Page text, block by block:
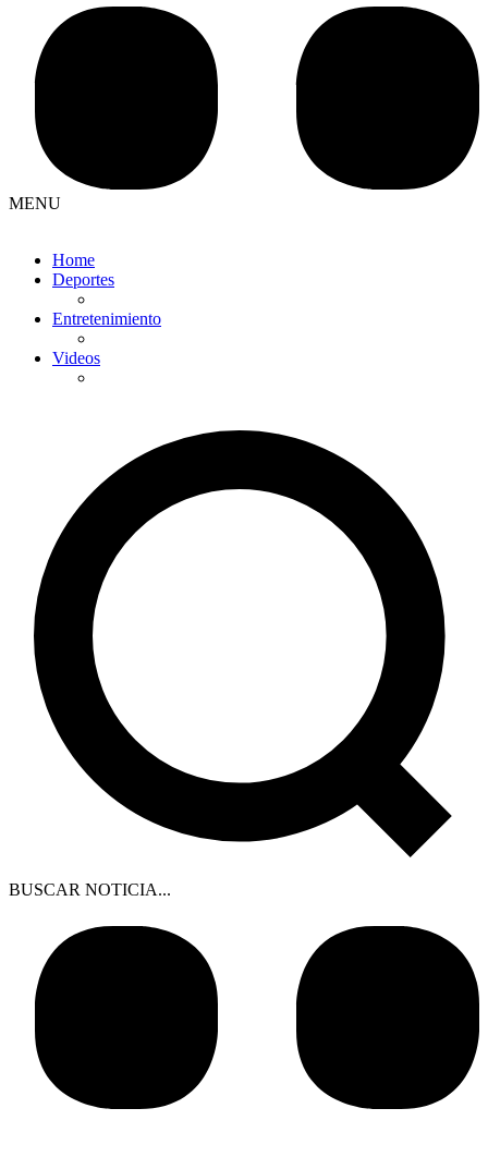
MENU
Home
Deportes
Entretenimiento
Videos
BUSCAR NOTICIA...